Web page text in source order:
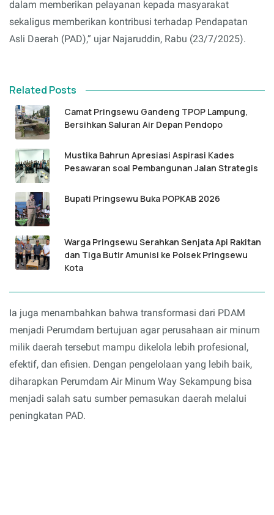
dalam memberikan pelayanan kepada masyarakat
sekaligus memberikan kontribusi terhadap Pendapatan
Asli Daerah (PAD),” ujar Najaruddin, Rabu (23/7/2025).
Related Posts
Camat Pringsewu Gandeng TPOP Lampung,
Bersihkan Saluran Air Depan Pendopo
Mustika Bahrun Apresiasi Aspirasi Kades
Pesawaran soal Pembangunan Jalan Strategis
Bupati Pringsewu Buka POPKAB 2026
Warga Pringsewu Serahkan Senjata Api Rakitan
dan Tiga Butir Amunisi ke Polsek Pringsewu
Kota
Ia juga menambahkan bahwa transformasi dari PDAM
menjadi Perumdam bertujuan agar perusahaan air minum
milik daerah tersebut mampu dikelola lebih profesional,
efektif, dan efisien. Dengan pengelolaan yang lebih baik,
diharapkan Perumdam Air Minum Way Sekampung bisa
menjadi salah satu sumber pemasukan daerah melalui
peningkatan PAD.